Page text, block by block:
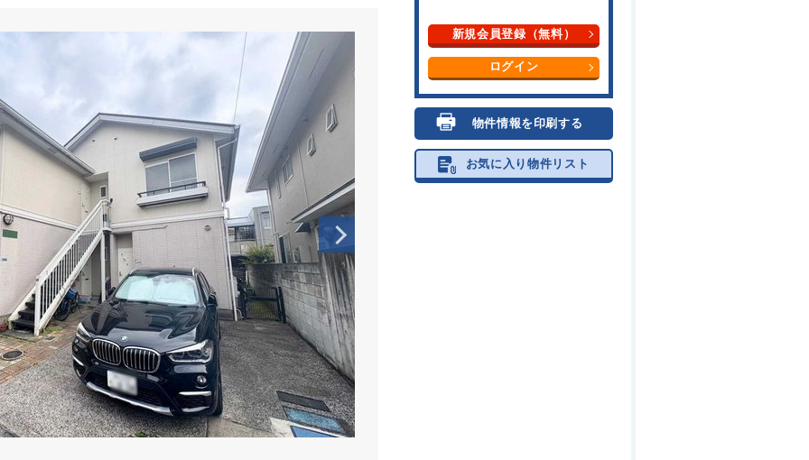
新規会員登録（無料）
ログイン
物件情報を印刷する
お気に入り物件リスト